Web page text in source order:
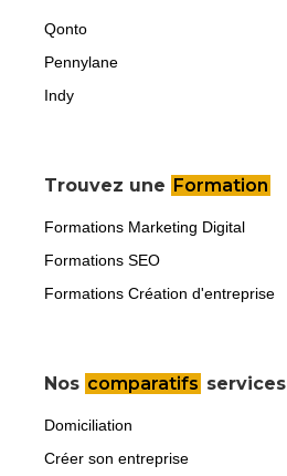
Qonto
Pennylane
Indy
Trouvez une Formation
Formations Marketing Digital
Formations SEO
Formations Création d'entreprise
Nos comparatifs services
Domiciliation
Créer son entreprise